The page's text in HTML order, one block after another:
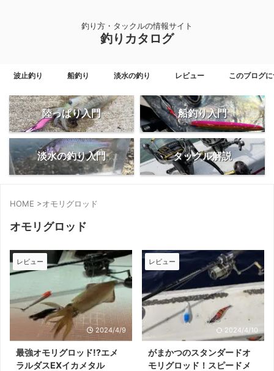
釣り方・タックルの情報サイト
釣りカタログ
波止釣り 船釣り 淡水の釣り レビュー このブログ
陸っぱり入門 船釣り入門
淡水の釣り入門 タックル解説
HOME >オモリグロッド
オモリグロッド
レビュー
2024/4/9
最強オモリグロッド!?エメ
ラルダスEXイカメタル
レビュー
2024/4/10
がまかつのスタンダードオ
モリグロッド！スピードメ